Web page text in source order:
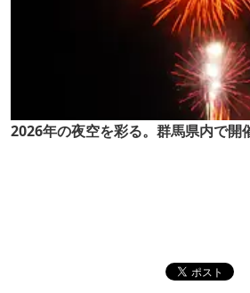
2026年の夜空を彩る。群馬県内で開